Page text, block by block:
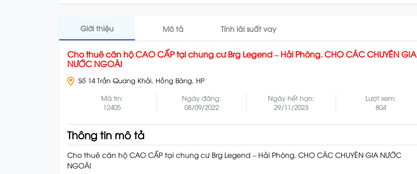
Giới thiệu Mô tả Tính lãi suất vay
Cho thuê căn hộ CAO CẤP tại chung cư Brg Legend – Hải Phòng. CHO CÁC CHUYÊN GIA
NƯỚC NGOÀI
Số 14 Trần Quang Khải, Hồng Bàng, HP
Mã tin:
12405
Ngày đăng:
08/09/2022
Ngày hết hạn:
29/11/2023
Lượt xem:
804
Thông tin mô tả
Cho thuê căn hộ CAO CẤP tại chung cư Brg Legend – Hải Phòng. CHO CÁC CHUYÊN GIA NƯỚC
NGOÀI